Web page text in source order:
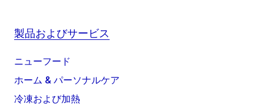
製品およびサービス
ニューフード
ホーム & パーソナルケア
冷凍および加熱